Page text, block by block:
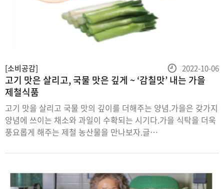
고기 맛은 살리고, 국물 맛은 깊게 ~ ‘감칠맛’ 내는 가을
제철식품
고기 맛을 살리고 국물 맛의 깊이를 더해주는 양념.가을은 갖가지
양념에 쓰이는 채소와 과일이 수확되는 시기다.가을 식탁을 더욱
풍요롭게 해주는 제철 농산물을 만나보자.글
뿌리부터 잎,줄기까지 버릴 것 하나 없는 양념 채소다.익히면
[소비공감]
등
록
2022-10-06